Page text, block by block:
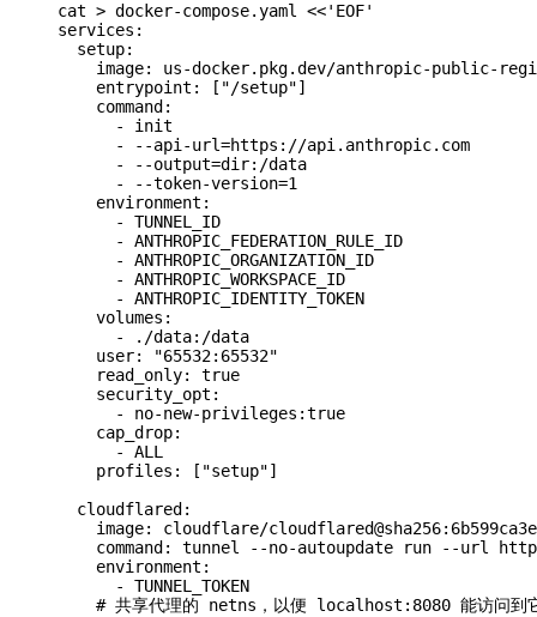
cat > docker-compose.yaml <<'EOF'
services:
  setup:
image: us-docker.pkg.dev/anthropic-public-
    entrypoint: ["/setup"]
    command:
      - init
      - --api-url=https://api.anthropic.com
      - --output=dir:/data
      - --token-version=1
    environment:
      - TUNNEL_ID
      - ANTHROPIC_FEDERATION_RULE_ID
      - ANTHROPIC_ORGANIZATION_ID
      - ANTHROPIC_WORKSPACE_ID
      - ANTHROPIC_IDENTITY_TOKEN
    volumes:
      - ./data:/data
    user: "65532:65532"
    read_only: true
    security_opt:
      - no-new-privileges:true
    cap_drop:
      - ALL
    profiles: ["setup"]
  cloudflared:
image: cloudflare/
command: tunnel --no-autoupdate run --url
    environment:
      - TUNNEL_TOKEN
# 共享代理的 netns，以便 localhost:8080 能访问到